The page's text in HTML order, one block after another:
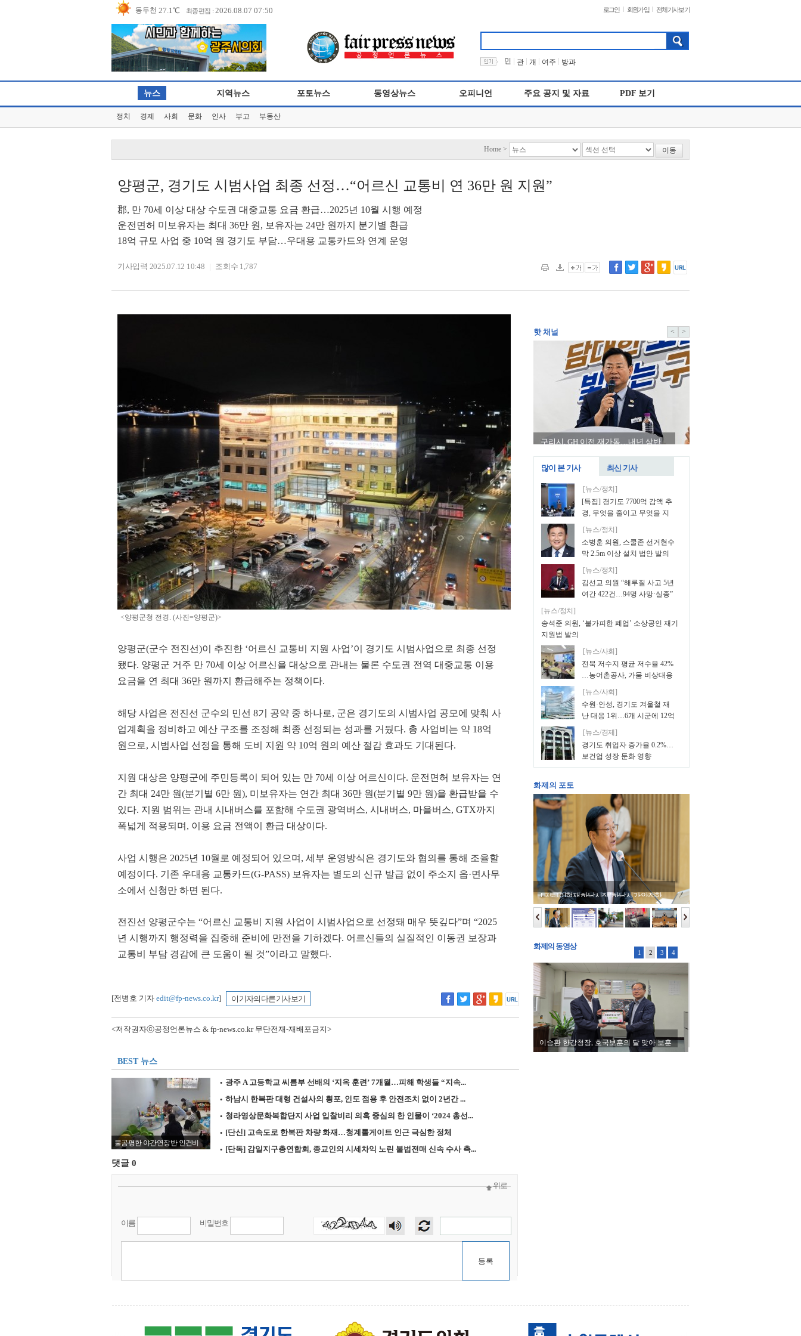
동두천 27.1℃
파주 25.9℃
대관령 22.8℃
26.1℃
백령도 24.5℃
북강릉 26.5℃
강릉 27.1℃
원주 27.7℃
울릉도 27.3℃
수원 30.0℃
영월 26.4℃
청주 30.8℃
포항 27.4℃
군산 27.8℃
전주
울산 26.6℃
창원 29.2℃
광주 29.7℃
부산 29.0℃
통영 28.0℃
29.5℃
여수 29.2℃
흑산도 28.8℃
완도 28.9℃
순천 23.6℃
홍성(예)
26.9℃
제주 29.3℃
고산 28.1℃
성산 29.4℃
진주 25.6℃
강화 27.7℃
양평 27.8℃
이천 26.3℃
홍천 26.7℃
태백 23.0℃
제천 24.9℃
보은 24.1℃
천안 25.8℃
부여 25.9℃
27.2℃
임실 24.2℃
27.8℃
남원 26.8℃
장수 22.4℃
고창군 26.3℃
장흥 28.8℃
최종편집 : 2026.08.07 07:50 로그인 | 회원가입 | 전체기사보기
민 | 관 | 개 | 여주 | 방과
뉴스
정치 경제 사회 문화 인사 부고 부동산
지역뉴스 포토뉴스 동영상뉴스 오피니언 주요 공지 및 자료 PDF 보기
Home > 이동
양평군, 경기도 시범사업 최종 선정…“어르신 교통비 연 36만 원 지원”
郡, 만 70세 이상 대상 수도권 대중교통 요금 환급…2025년 10월 시행 예정
운전면허 미보유자는 최대 36만 원, 보유자는 24만 원까지 분기별 환급
18억 규모 사업 중 10억 원 경기도 부담…우대용 교통카드와 연계 운영
기사입력 2025.07.12 10:48 조회수 1,787
<양평군청 전경. (사진=양평군)>
양평군(군수 전진선)이 추진한 ‘어르신 교통비 지원 사업’이 경기도 시범사업으로 최종 선정
됐다. 양평군 거주 만 70세 이상 어르신을 대상으로 관내는 물론 수도권 전역 대중교통 이용
요금을 연 최대 36만 원까지 환급해주는 정책이다.
해당 사업은 전진선 군수의 민선 8기 공약 중 하나로, 군은 경기도의 시범사업 공모에 맞춰 사
업계획을 정비하고 예산 구조를 조정해 최종 선정되는 성과를 거뒀다. 총 사업비는 약 18억
원으로, 시범사업 선정을 통해 도비 지원 약 10억 원의 예산 절감 효과도 기대된다.
지원 대상은 양평군에 주민등록이 되어 있는 만 70세 이상 어르신이다. 운전면허 보유자는 연
간 최대 24만 원(분기별 6만 원), 미보유자는 연간 최대 36만 원(분기별 9만 원)을 환급받을 수
있다. 지원 범위는 관내 시내버스를 포함해 수도권 광역버스, 시내버스, 마을버스, GTX까지
폭넓게 적용되며, 이용 요금 전액이 환급 대상이다.
사업 시행은 2025년 10월로 예정되어 있으며, 세부 운영방식은 경기도와 협의를 통해 조율할
예정이다. 기존 우대용 교통카드(G-PASS) 보유자는 별도의 신규 발급 없이 주소지 읍·면사무
소에서 신청만 하면 된다.
전진선 양평군수는 “어르신 교통비 지원 사업이 시범사업으로 선정돼 매우 뜻깊다”며 “2025
년 시행까지 행정력을 집중해 준비에 만전을 기하겠다. 어르신들의 실질적인 이동권 보장과
교통비 부담 경감에 큰 도움이 될 것”이라고 말했다.
[전병호 기자 edit@fp-news.co.kr] 이 기자의 다른 기사 보기
<저작권자ⓒ공정언론뉴스 & fp-news.co.kr 무단전재-재배포금지>
BEST 뉴스
불공평한 야간연장반 인건비
· 광주 A 고등학교 씨름부 선배의 ‘지옥 훈련’ 7개월…피해 학생들 “지속...
· 하남시 한복판 대형 건설사의 횡포, 인도 점용 후 안전조치 없이 2년간 ...
· 청라영상문화복합단지 사업 입찰비리 의혹 중심의 한 인물이 ‘2024 총선...
· [단신] 고속도로 한복판 차량 화재…청계톨게이트 인근 극심한 정체
· [단독] 감일지구총연합회, 종교인의 시세차익 노린 불법전매 신속 수사 촉...
댓글 0
위로
이름 비밀번호
숫자
음성
새로고침
등록
핫 채널 < >
구리시, GH 이전 재가동…내년 상반
기 임시청사 근무 추진
많이 본 기사
최신 기사
[뉴스/정치]
[특집] 경기도 7700억 감액 추
경, 무엇을 줄이고 무엇을 지
[뉴스/정치]
소병훈 의원, 스쿨존 선거현수
막 2.5m 이상 설치 법안 발의
[뉴스/정치]
김선교 의원 “해루질 사고 5년
여간 422건…94명 사망·실종”
[뉴스/정치]
송석준 의원, ‘불가피한 폐업’ 소상공인 재기
지원법 발의
[뉴스/사회]
전북 저수지 평균 저수율 42%
…농어촌공사, 가뭄 비상대응
[뉴스/사회]
수원·안성, 경기도 겨울철 재
난 대응 1위…6개 시군에 12억
[뉴스/경제]
경기도 취업자 증가율 0.2%…
보건업 성장 둔화 영향
화제의 포토
[포토] 이현재 하남시장 "하남시가 안전한
환경이 되도록 노력할 것"
[포토] 이현재 하남시장 "하남시가 안전한
환경이 되도록 노력할 것"
[포토] 이현재 하남시장 "하남시가 안전한
환경이 되도록 노력할 것"
[포토] 이현재 하남시장 "하남시가 안전한
환경이 되도록 노력할 것"
[포토] 이현재 하남시장 "하남시가 안전한
환경이 되도록 노력할 것"
[포토] 이현재 하남시장 "하남시가 안전한
환경이 되도록 노력할 것"
[포토] 이현재 하남시장 "하남시가 안전한
환경이 되도록 노력할 것"
구리시, 출산부 대상 1:1 모유 수유 클리닉
시작
화제의 동영상
1 2 3 4
이승환 한강청장, 호국보훈의 달 맞아 보훈